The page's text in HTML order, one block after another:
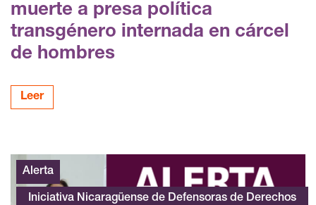
muerte a presa política
transgénero internada en cárcel
de hombres
Leer
Maria Esperanza Sánchez
Alerta
Iniciativa Nicaragüense de Defensoras de Derechos